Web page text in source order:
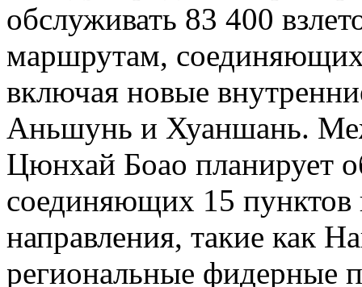
обслуживать 83 400
маршрутам, соединяющих
включая новые
Аньшунь и Хуаншань.
Цюнхай Боао планирует
соединяющих 15 пунктов
направления, такие как
региональные фидерные